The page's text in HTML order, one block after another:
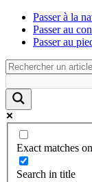
Passer à la
Passer au
Passer au
Exact matches
Search in title